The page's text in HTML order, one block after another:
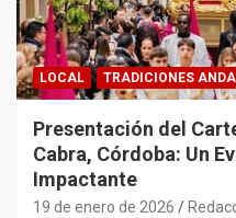
LOCAL TRADICIONES
Presentación del
Cabra, Córdoba: Un
Impactante
19 de enero de 2026